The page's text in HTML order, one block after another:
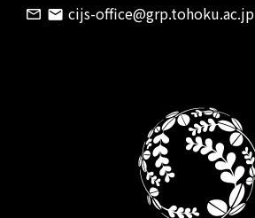
cijs-office@grp.tohoku.ac.jp